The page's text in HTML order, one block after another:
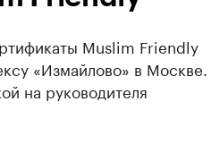
Muslim Friendly
«Измайлово» в
на руководителя